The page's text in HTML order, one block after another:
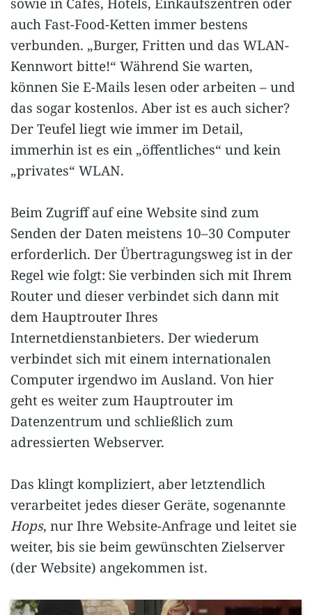
auch Fast-Food-Ketten immer bestens
verbunden. „Burger, Fritten und das WLAN-
Kennwort bitte!“ Während Sie warten,
können Sie E-Mails lesen oder arbeiten – und
das sogar kostenlos. Aber ist es auch sicher?
Der Teufel liegt wie immer im Detail,
immerhin ist es ein „öffentliches“ und kein
„privates“ WLAN.
Beim Zugriff auf eine Website sind zum
Senden der Daten meistens 10–30 Computer
erforderlich. Der Übertragungsweg ist in der
Regel wie folgt: Sie verbinden sich mit Ihrem
Router und dieser verbindet sich dann mit
dem Hauptrouter Ihres
Internetdienstanbieters. Der wiederum
verbindet sich mit einem internationalen
Computer irgendwo im Ausland. Von hier
geht es weiter zum Hauptrouter im
Datenzentrum und schließlich zum
adressierten Webserver.
Das klingt kompliziert, aber letztendlich
verarbeitet jedes dieser Geräte, sogenannte
Hops, nur Ihre Website-Anfrage und leitet sie
weiter, bis sie beim gewünschten Zielserver
(der Website) angekommen ist.